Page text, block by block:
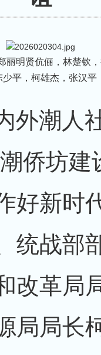
明贤伉俪，林楚钦，
平，柯雄杰，张汉
潮人
侨坊建
好新时
统战部
改革局
局局长